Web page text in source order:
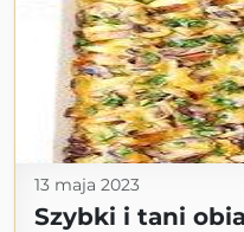
13 maja 2023
Szybki i tani